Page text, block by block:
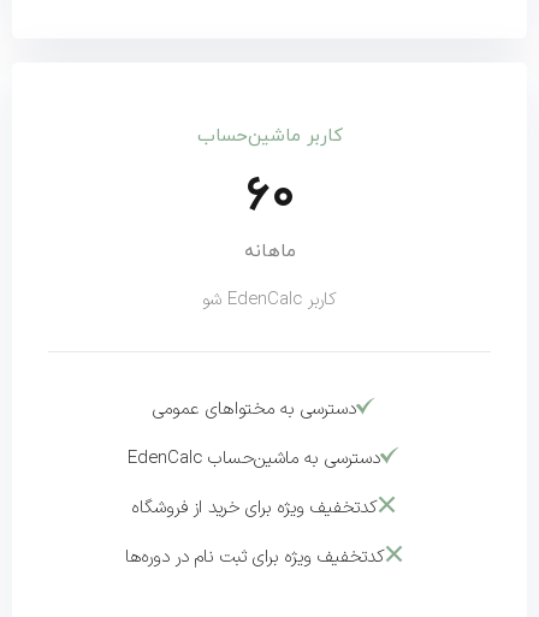
کاربر ماشین‌حساب
۶۰
ماهانه
کاربر EdenCalc شو
دسترسی به مختواهای عمومی
دسترسی به ماشین‌حساب EdenCalc
کدتخفیف ویژه برای خرید از فروشگاه
کدتخفیف ویژه برای ثبت نام در دوره‌ها